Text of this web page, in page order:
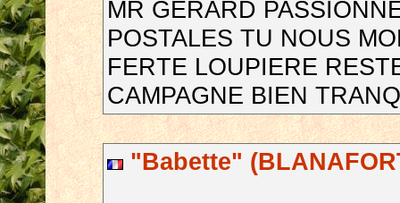
MR GERARD
POSTALES TU NOUS
FERTE LOUPIERE
CAMPAGNE BIEN
"Babette"